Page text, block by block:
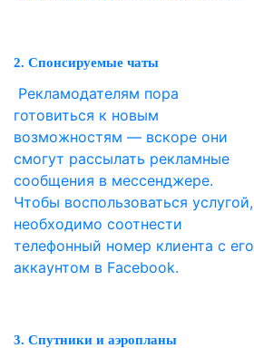
2. Спонсируемые чаты
Рекламодателям пора
готовиться к новым
возможностям — вскоре они
смогут рассылать рекламные
сообщения в мессенджере.
Чтобы воспользоваться услугой,
необходимо соотнести
телефонный номер клиента с его
аккаунтом в Facebook.
3. Спутники и аэропланы